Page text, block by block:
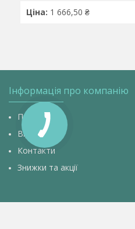
Ціна: 1 666,50 ₴
Інформація про компанію
Про нас
Відгуки
Контакти
Знижки та акції